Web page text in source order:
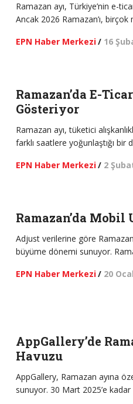
Ramazan ayı, Türkiye’nin e-
Ancak 2026 Ramazan’ı,
EPN Haber Merkezi/ 16
Ramazan’da E-
Gösteriyor
Ramazan ayı, tüketici
farklı saatlere yoğunlaştığı bir
EPN Haber Merkezi/ 2
Ramazan’da
Adjust verilerine göre
büyüme dönemi sunuyor.
EPN Haber Merkezi/ 20
AppGallery’de
Havuzu
AppGallery, Ramazan ayına
sunuyor. 30 Mart 2025’e